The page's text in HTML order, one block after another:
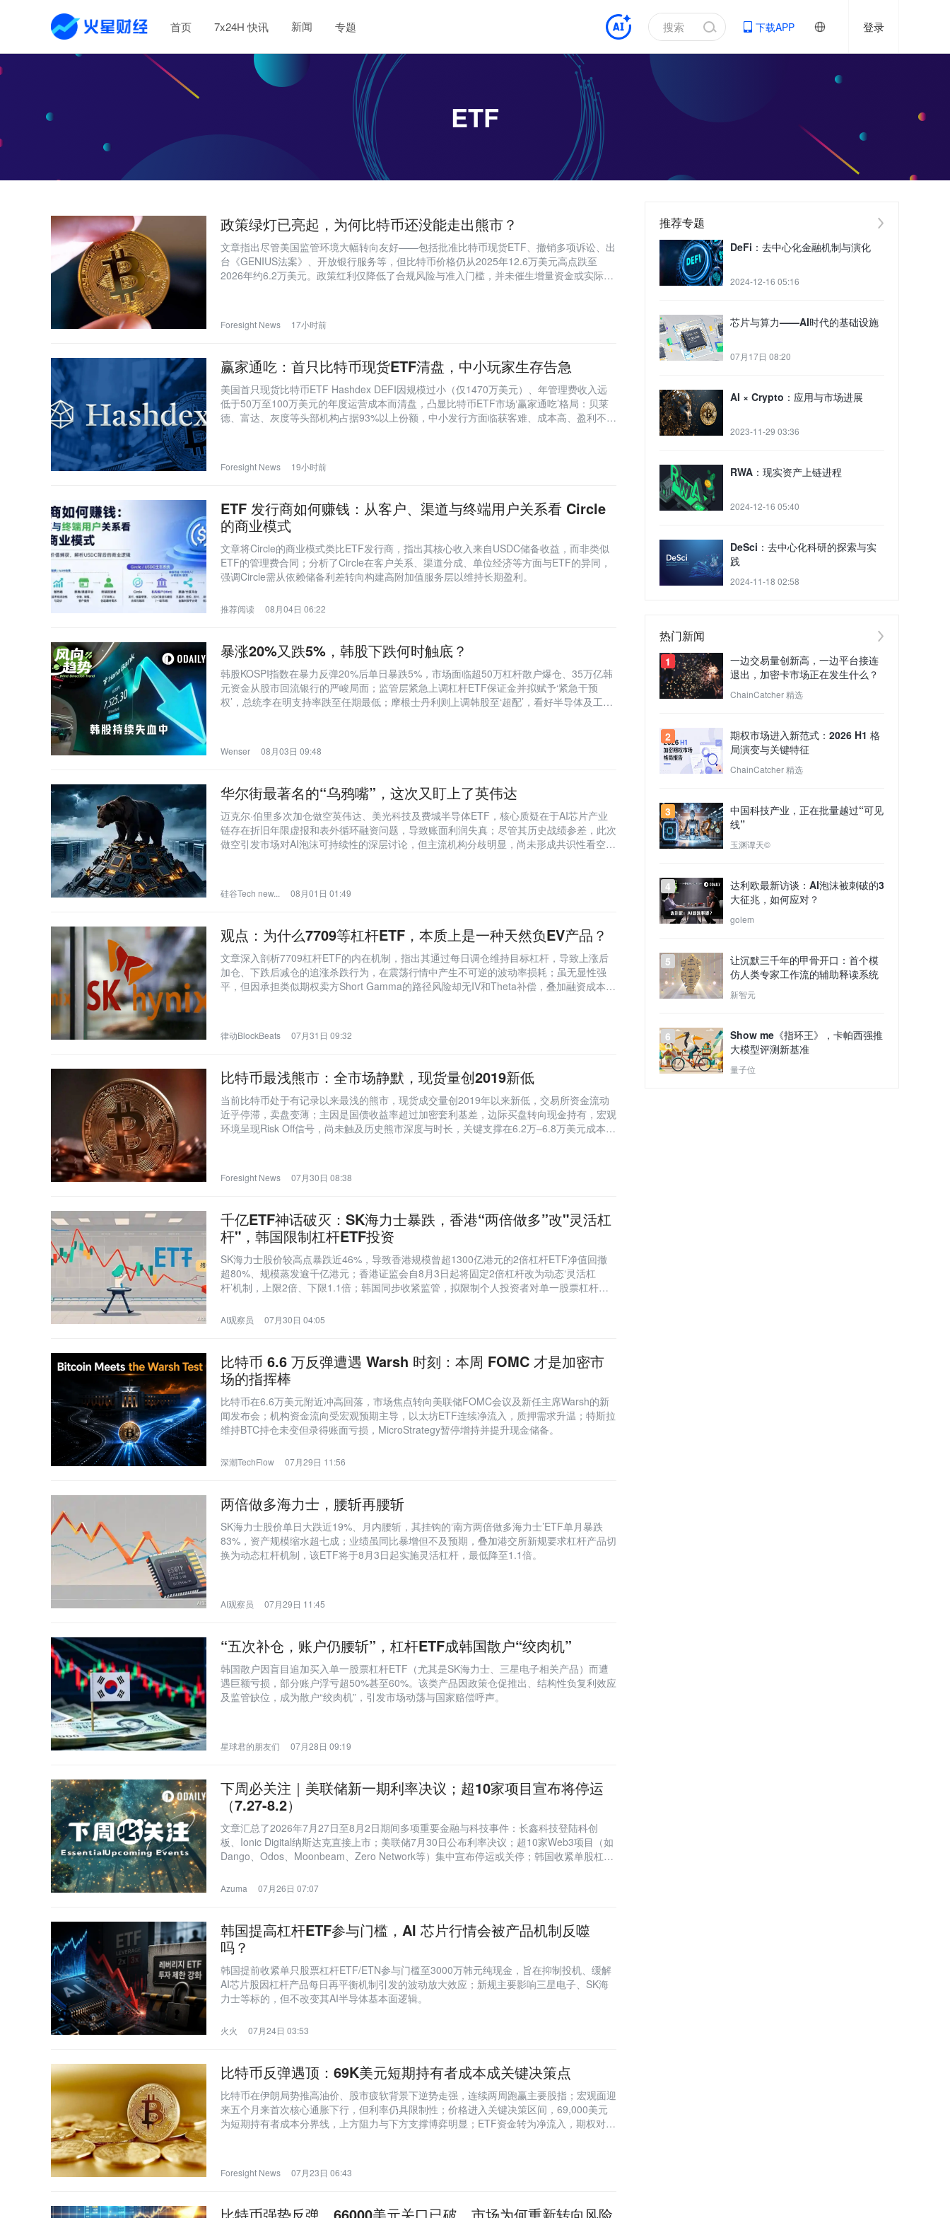
首页 7x24H 快讯 新闻 专题 下载APP 登录
ETF
政策绿灯已亮起，为何比特币还没能走出熊市？
文章指出尽管美国监管环境大幅转向友好——包括批准比特币现货ETF、撤销多项诉讼、出
台《GENIUS法案》、开放银行服务等，但比特币价格仍从2025年12.6万美元高点跌至
2026年约6.2万美元。政策红利仅降低了合规风险与准入门槛，并未催生增量资金或实际需
Foresight News 17小时前
赢家通吃：首只比特币现货ETF清盘，中小玩家生存告急
美国首只现货比特币ETF Hashdex DEFI因规模过小（仅1470万美元）、年管理费收入远
低于50万至100万美元的年度运营成本而清盘，凸显比特币ETF市场‘赢家通吃’格局：贝莱
德、富达、灰度等头部机构占据93%以上份额，中小发行方面临获客难、成本高、盈利不可
Foresight News 19小时前
ETF 发行商如何赚钱：从客户、渠道与终端用户关系看 Circle
的商业模式
文章将Circle的商业模式类比ETF发行商，指出其核心收入来自USDC储备收益，而非类似
ETF的管理费合同；分析了Circle在客户关系、渠道分成、单位经济等方面与ETF的异同，
强调Circle需从依赖储备利差转向构建高附加值服务层以维持长期盈利。
推荐阅读 08月04日 06:22
暴涨20%又跌5%，韩股下跌何时触底？
韩股KOSPI指数在暴力反弹20%后单日暴跌5%，市场面临超50万杠杆散户爆仓、35万亿韩
元资金从股市回流银行的严峻局面；监管层紧急上调杠杆ETF保证金并拟赋予‘紧急干预
权’，总统李在明支持率跌至任期最低；摩根士丹利则上调韩股至‘超配’，看好半导体及工业
Wenser 08月03日 09:48
华尔街最著名的“乌鸦嘴”，这次又盯上了英伟达
迈克尔·伯里多次加仓做空英伟达、美光科技及费城半导体ETF，核心质疑在于AI芯片产业
链存在折旧年限虚报和表外循环融资问题，导致账面利润失真；尽管其历史战绩参差，此次
做空引发市场对AI泡沫可持续性的深层讨论，但主流机构分歧明显，尚未形成共识性看空行
硅谷Tech new... 08月01日 01:49
观点：为什么7709等杠杆ETF，本质上是一种天然负EV产品？
文章深入剖析7709杠杆ETF的内在机制，指出其通过每日调仓维持目标杠杆，导致上涨后
加仓、下跌后减仓的追涨杀跌行为，在震荡行情中产生不可逆的波动率损耗；虽无显性强
平，但因承担类似期权卖方Short Gamma的路径风险却无IV和Theta补偿，叠加融资成本、
律动BlockBeats 07月31日 09:32
比特币最浅熊市：全市场静默，现货量创2019新低
当前比特币处于有记录以来最浅的熊市，现货成交量创2019年以来新低，交易所资金流动
近乎停滞，卖盘变薄；主因是国债收益率超过加密套利基差，边际买盘转向现金持有，宏观
环境呈现Risk Off信号，尚未触及历史熊市深度与时长，关键支撑在6.2万–6.8万美元成本密
Foresight News 07月30日 08:38
千亿ETF神话破灭：SK海力士暴跌，香港“两倍做多”改"灵活杠
杆"，韩国限制杠杆ETF投资
SK海力士股价较高点暴跌近46%，导致香港规模曾超1300亿港元的2倍杠杆ETF净值回撤
超80%、规模蒸发逾千亿港元；香港证监会自8月3日起将固定2倍杠杆改为动态‘灵活杠
杆’机制，上限2倍、下限1.1倍；韩国同步收紧监管，拟限制个人投资者对单一股票杠杆
AI观察员 07月30日 04:05
比特币 6.6 万反弹遭遇 Warsh 时刻：本周 FOMC 才是加密市
场的指挥棒
比特币在6.6万美元附近冲高回落，市场焦点转向美联储FOMC会议及新任主席Warsh的新
闻发布会；机构资金流向受宏观预期主导，以太坊ETF连续净流入，质押需求升温；特斯拉
维持BTC持仓未变但录得账面亏损，MicroStrategy暂停增持并提升现金储备。
深潮TechFlow 07月29日 11:56
两倍做多海力士，腰斩再腰斩
SK海力士股价单日大跌近19%、月内腰斩，其挂钩的‘南方两倍做多海力士’ETF单月暴跌
83%，资产规模缩水超七成；业绩虽同比暴增但不及预期，叠加港交所新规要求杠杆产品切
换为动态杠杆机制，该ETF将于8月3日起实施灵活杠杆，最低降至1.1倍。
AI观察员 07月29日 11:45
“五次补仓，账户仍腰斩”，杠杆ETF成韩国散户“绞肉机”
韩国散户因盲目追加买入单一股票杠杆ETF（尤其是SK海力士、三星电子相关产品）而遭
遇巨额亏损，部分账户浮亏超50%甚至60%。该类产品因政策仓促推出、结构性负复利效应
及监管缺位，成为散户“绞肉机”，引发市场动荡与国家赔偿呼声。
星球君的朋友们 07月28日 09:19
下周必关注｜美联储新一期利率决议；超10家项目宣布将停运
（7.27-8.2）
文章汇总了2026年7月27日至8月2日期间多项重要金融与科技事件：长鑫科技登陆科创
板、Ionic Digital纳斯达克直接上市；美联储7月30日公布利率决议；超10家Web3项目（如
Dango、Odos、Moonbeam、Zero Network等）集中宣布停运或关停；韩国收紧单股杠杆
许银行提供虚拟货币托管服务。
Azuma 07月26日 07:07
韩国提高杠杆ETF参与门槛，AI 芯片行情会被产品机制反噬
吗？
韩国提前收紧单只股票杠杆ETF/ETN参与门槛至3000万韩元纯现金，旨在抑制投机、缓解
AI芯片股因杠杆产品每日再平衡机制引发的波动放大效应；新规主要影响三星电子、SK海
力士等标的，但不改变其AI半导体基本面逻辑。
火火 07月24日 03:53
比特币反弹遇顶：69K美元短期持有者成本成关键决策点
比特币在伊朗局势推高油价、股市疲软背景下逆势走强，连续两周跑赢主要股指；宏观面迎
来五个月来首次核心通胀下行，但利率仍具限制性；价格进入关键决策区间，69,000美元
为短期持有者成本分界线，上方阻力与下方支撑博弈明显；ETF资金转为净流入，期权对冲
Foresight News 07月23日 06:43
推荐专题
DeFi：去中心化金融机制与演化
2024-12-16 05:16
芯片与算力——AI时代的基础设施
07月17日 08:20
AI × Crypto：应用与市场进展
2023-11-29 03:36
RWA：现实资产上链进程
2024-12-16 05:40
DeSci：去中心化科研的探索与实
践
2024-11-18 02:58
热门新闻
1
一边交易量创新高，一边平台接连
退出，加密卡市场正在发生什么？
ChainCatcher 精选
2
期权市场进入新范式：2026 H1 格
局演变与关键特征
ChainCatcher 精选
3
中国科技产业，正在批量越过“可见
线”
玉渊谭天©
4
达利欧最新访谈：AI泡沫被刺破的3
大征兆，如何应对？
golem
5
让沉默三千年的甲骨开口：首个模
仿人类专家工作流的辅助释读系统
新智元
6
Show me《指环王》，卡帕西强推
大模型评测新基准
量子位